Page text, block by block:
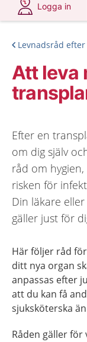
Logga in
Levnadsråd
Att leva
Efter en
om dig själv
råd om
risken för
Din läkare
gäller just för
Här följer råd
ditt nya organ
anpassas efter
att du kan få
sjuksköterska
Råden gäller för